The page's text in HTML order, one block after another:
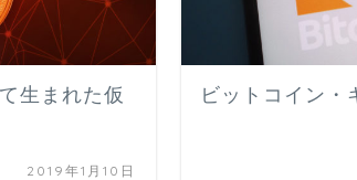
生まれた仮
2019年1月10日
ビットコイン・